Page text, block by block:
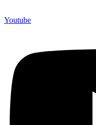
Youtube